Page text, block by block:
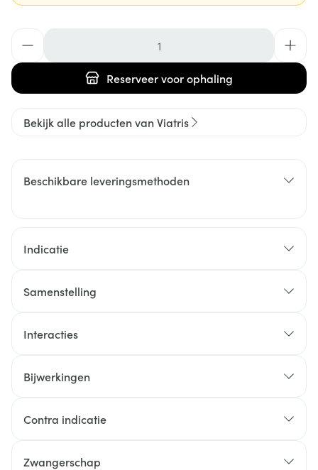
Reserveervoor ophaling
Bekijk alle producten van Viatris
Beschikbare leveringsmethoden
Indicatie
Samenstelling
Interacties
Bijwerkingen
Contra indicatie
Zwangerschap